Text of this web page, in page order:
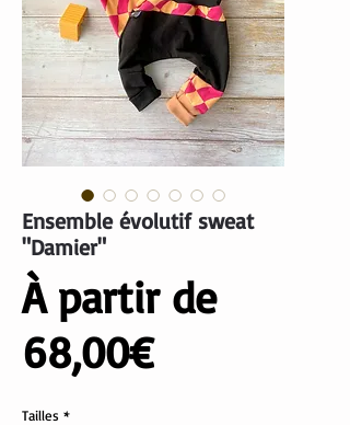
Ensemble évolutif sweat
"Damier"
À partir de
68,00€Prix
Tailles *